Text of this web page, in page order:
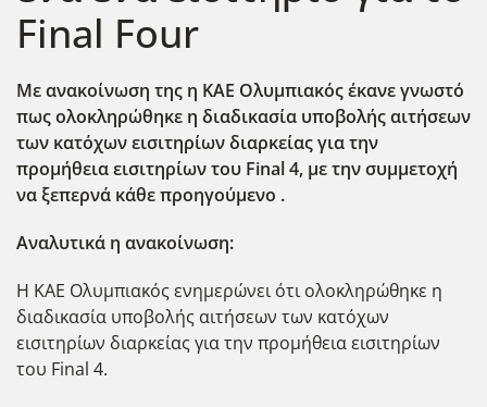
Final Four
Με ανακοίνωση της η ΚΑΕ Ολυμπιακός έκανε γνωστό
πως ολοκληρώθηκε η διαδικασία υποβολής αιτήσεων
των κατόχων εισιτηρίων διαρκείας για την
προμήθεια εισιτηρίων του Final 4, με την συμμετοχή
να ξεπερνά κάθε προηγούμενο .
Αναλυτικά η ανακοίνωση:
Η ΚΑΕ Ολυμπιακός ενημερώνει ότι ολοκληρώθηκε η
διαδικασία υποβολής αιτήσεων των κατόχων
εισιτηρίων διαρκείας για την προμήθεια εισιτηρίων
του Final 4.